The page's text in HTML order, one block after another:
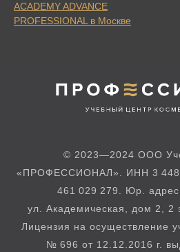
ACADEMY ADVANCE
PROFESSIONAL в Москве
© 2023—2024 ООО
«ПРОФЕССИОНАЛ». ИНН 3 448
461 029 279. Юр.
ул. Академическая, дом 2, 2
Лицензия на осуществление
№ 696 от 12.12.2016 г.